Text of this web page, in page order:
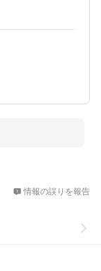
情報の誤りを報告